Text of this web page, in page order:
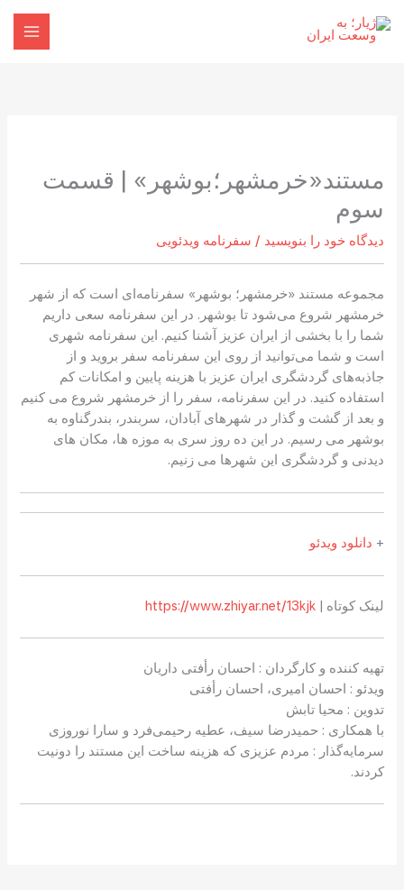
مستند«خرمشهر؛بوشهر» | قسمت
سوم
دیدگاه‌ خود را بنویسید / سفرنامه ویدئویی
مجموعه مستند «خرمشهر؛ بوشهر» سفرنامه‌ای است که از شهر
خرمشهر شروع می‌شود تا بوشهر. در این سفرنامه سعی داریم
شما را با بخشی از ایران عزیز آشنا کنیم. این سفرنامه شهری
است و شما می‌توانید از روی این سفرنامه سفر بروید و از
جاذبه‌های گردشگری ایران عزیز با هزینه پایین و امکانات کم
استفاده کنید. در این سفرنامه، سفر را از خرمشهر شروع می کنیم
و بعد از گشت و گذار در شهرهای آبادان، سربندر، بندرگناوه به
بوشهر می رسیم. در این ده روز سری به موزه ها، مکان های
دیدنی و گردشگری این شهرها می زنیم.
+ دانلود ویدئو
لینک کوتاه |https://www.zhiyar.net/13kjk
تهیه کننده و کارگردان : احسان رأفتی داریان
ویدئو : احسان امیری، احسان رأفتی
تدوین : محیا تابش
با همکاری : حمیدرضا سیف، عطیه رحیمی‌فرد و سارا نوروزی
سرمایه‌گذار : مردم عزیزی که هزینه ساخت این مستند را دونیت
کردند.